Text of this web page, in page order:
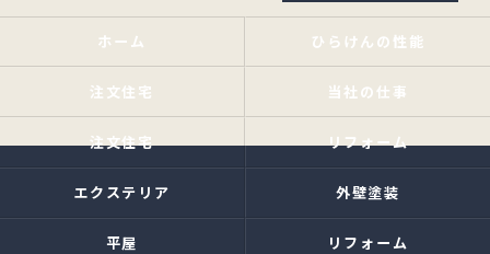
ホーム ひらけんの性能
注文住宅 当社の仕事
注文住宅 リフォーム
エクステリア 外壁塗装
平屋 リフォーム